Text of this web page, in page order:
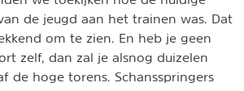
de jeugd aan het trainen was. Dat
om te zien. En heb je geen
zelf, dan zal je alsnog duizelen
de hoge torens. Schansspringers